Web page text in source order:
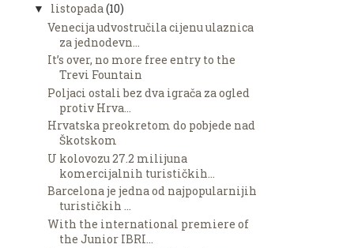
▼ listopada(10)
Venecija udvostručila cijenu ulaznica
za jednodevn...
It’s over, no more free entry to the
Trevi Fountain
Poljaci ostali bez dva igrača za ogled
protiv Hrva...
Hrvatska preokretom do pobjede nad
Škotskom
U kolovozu 27.2 milijuna
komercijalnih turističkih...
Barcelona je jedna od najpopularnijih
turističkih ...
With the international premiere of
the Junior IBRI...